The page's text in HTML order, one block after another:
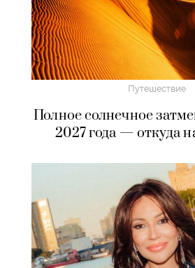
Путешествие
Полное солнечное
2027 года — откуда